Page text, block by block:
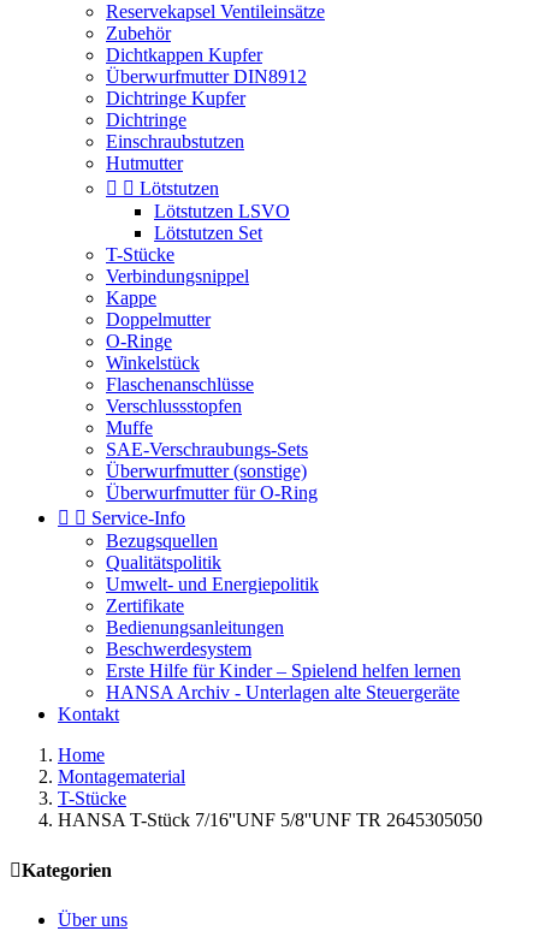
Reservekapsel Ventileinsätze
Zubehör
Dichtkappen Kupfer
Überwurfmutter DIN8912
Dichtringe Kupfer
Dichtringe
Einschraubstutzen
Hutmutter
  Lötstutzen
Lötstutzen LSVO
Lötstutzen Set
T-Stücke
Verbindungsnippel
Kappe
Doppelmutter
O-Ringe
Winkelstück
Flaschenanschlüsse
Verschlussstopfen
Muffe
SAE-Verschraubungs-Sets
Überwurfmutter (sonstige)
Überwurfmutter für O-Ring
  Service-Info
Bezugsquellen
Qualitätspolitik
Umwelt- und Energiepolitik
Zertifikate
Bedienungsanleitungen
Beschwerdesystem
Erste Hilfe für Kinder – Spielend helfen lernen
HANSA Archiv - Unterlagen alte Steuergeräte
Kontakt
Home
Montagematerial
T-Stücke
HANSA T-Stück 7/16''UNF 5/8''UNF TR 2645305050
Kategorien
Über uns